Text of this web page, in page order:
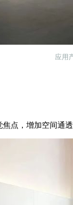
应用
点，增加空间通